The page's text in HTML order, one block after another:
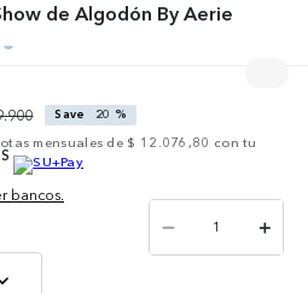
de Algodón By Aerie
.900 Save 20 %
mensuales de $ 12.076,80 con tu
bancos.
＋
－